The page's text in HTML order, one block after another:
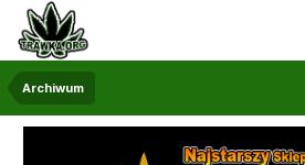
Archiwum